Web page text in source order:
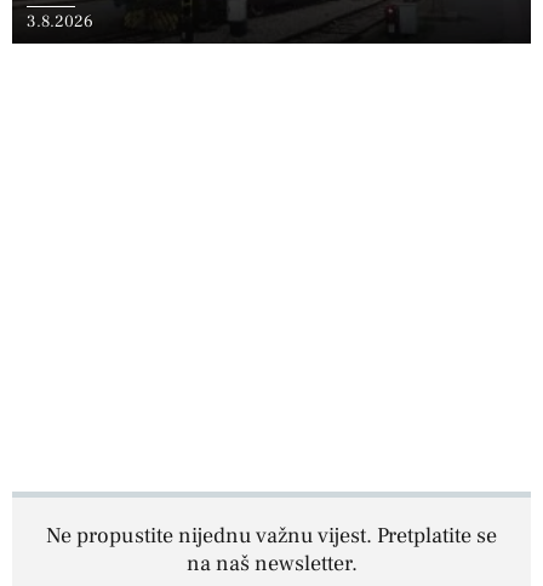
3.8.2026
Ne propustite nijednu važnu vijest. Pretplatite se
na naš newsletter.